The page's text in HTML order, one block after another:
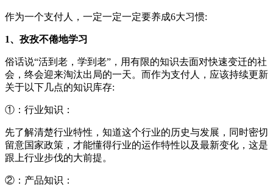
作为一个支付人，一定一定一定要养成6大习惯:
1、孜孜不倦地学习
俗话说“活到老，学到老”，用有限的知识去面对快速变迁的社
会，终会迎来淘汰出局的一天。而作为支付人，应该持续更新
关于以下几点的知识库存:
①：行业知识：
先了解清楚行业特性，知道这个行业的历史与发展，同时密切
留意国家政策，才能懂得行业的运作特性以及最新变化，这是
跟上行业步伐的大前提。
②：产品知识：